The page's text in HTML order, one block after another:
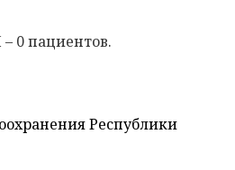
0 пациентов.
Республики